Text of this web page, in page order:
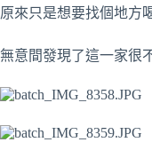
原來只是想要找個地方
無意間發現了這一家很